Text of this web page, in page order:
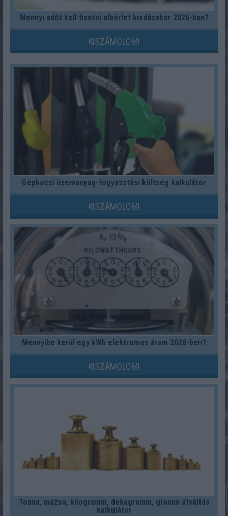
Mennyi adót kell fizetni albérlet kiadásakor 2026-ban?
KISZÁMOLOM!
Gépkocsi üzemanyag-fogyasztási költség kalkulátor
KISZÁMOLOM!
Mennyibe kerül egy kWh elektromos áram 2026-ben?
KISZÁMOLOM!
Tonna, mázsa, kilogramm, dekagramm, gramm átváltás
kalkulátor